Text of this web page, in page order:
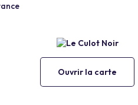
Ouvrir la carte